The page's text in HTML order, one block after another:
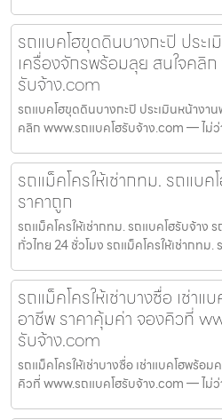
รถแบคโฮขุดดินบางกะปิ ประเ
เครื่องจักรพร้อมลุย สนใจคลิ
รับจ้าง.com
รถแบคโฮขุดดินบางกะปิ ประเมินหน้างา
คลิก www.รถแบคโฮรับจ้าง.com — ไม่
รถแม็คโครให้เช่ากทม. รถแบค
ราคาถูก
รถแม็คโครให้เช่ากทม. รถแบคโฮรับจ้าง
ทั่วไทย 24 ชั่วโมง รถแม็คโครให้เช่ากทม.
รถแม็คโครให้เช่าบางซื่อ เช่า
อาชีพ ราคาคุ้มค่า จองคิวที่
รับจ้าง.com
รถแม็คโครให้เช่าบางซื่อ เช่าแบคโฮพร้อ
คิวที่ www.รถแบคโฮรับจ้าง.com — ไม่ว่